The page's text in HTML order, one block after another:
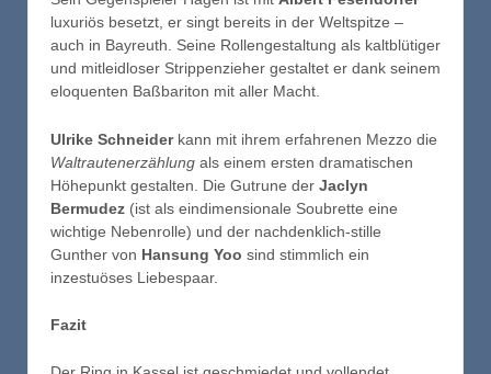
luxuriös besetzt, er singt bereits in der Weltspitze –
auch in Bayreuth. Seine Rollengestaltung als kaltblütiger
und mitleidloser Strippenzieher gestaltet er dank seinem
eloquenten Baßbariton mit aller Macht.
Ulrike Schneiderkann mit ihrem erfahrenen Mezzo die
Waltrautenerzählung als einem ersten dramatischen
Höhepunkt gestalten. Die Gutrune der Jaclyn
Bermudez (ist als eindimensionale Soubrette eine
wichtige Nebenrolle) und der nachdenklich-stille
Gunther von Hansung Yoo sind stimmlich ein
inzestuöses Liebespaar.
Fazit